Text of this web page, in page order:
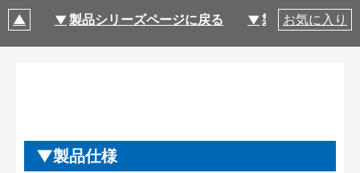
製品シリーズページに戻る 製品仕様
お気に入り
製品仕様